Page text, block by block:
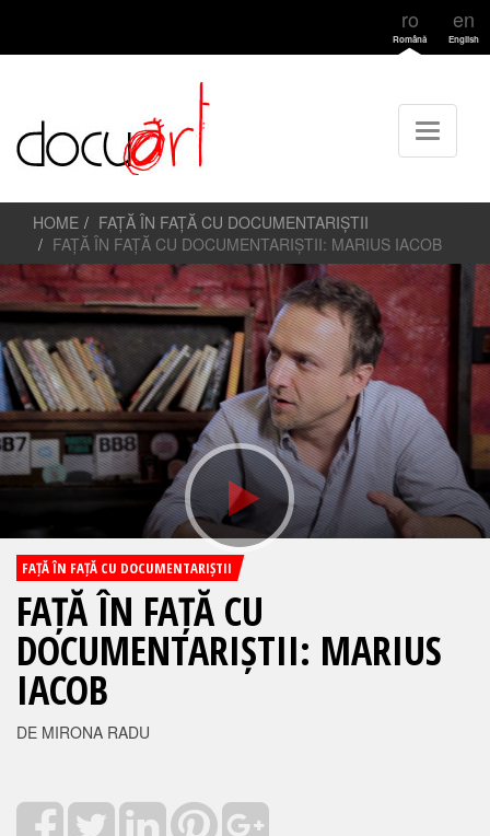
ro
Română
en
English
HOME
FAȚĂ ÎN FAȚĂ CU DOCUMENTARIȘTII
FAȚĂ ÎN FAȚĂ CU DOCUMENTARIȘTII: MARIUS IACOB
FAȚĂ ÎN FAȚĂ CU DOCUMENTARIȘTII
FAȚĂ ÎN FAȚĂ CU
DOCUMENTARIȘTII: MARIUS
IACOB
DE MIRONA RADU